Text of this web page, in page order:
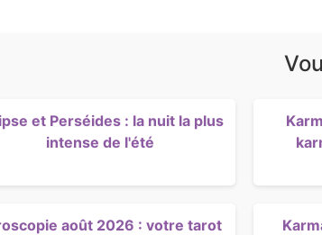
et Perséides : la nuit la plus
intense de l'été
août 2026 : votre tarot